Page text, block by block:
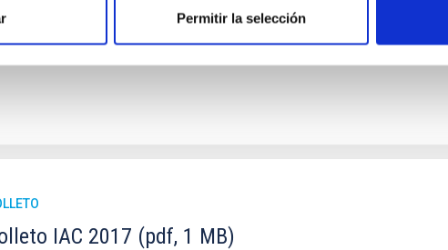
Permitir la selección
donde las haya, deben abrirse también al público no experto. En
IAC 2017 (pdf, 1 MB)